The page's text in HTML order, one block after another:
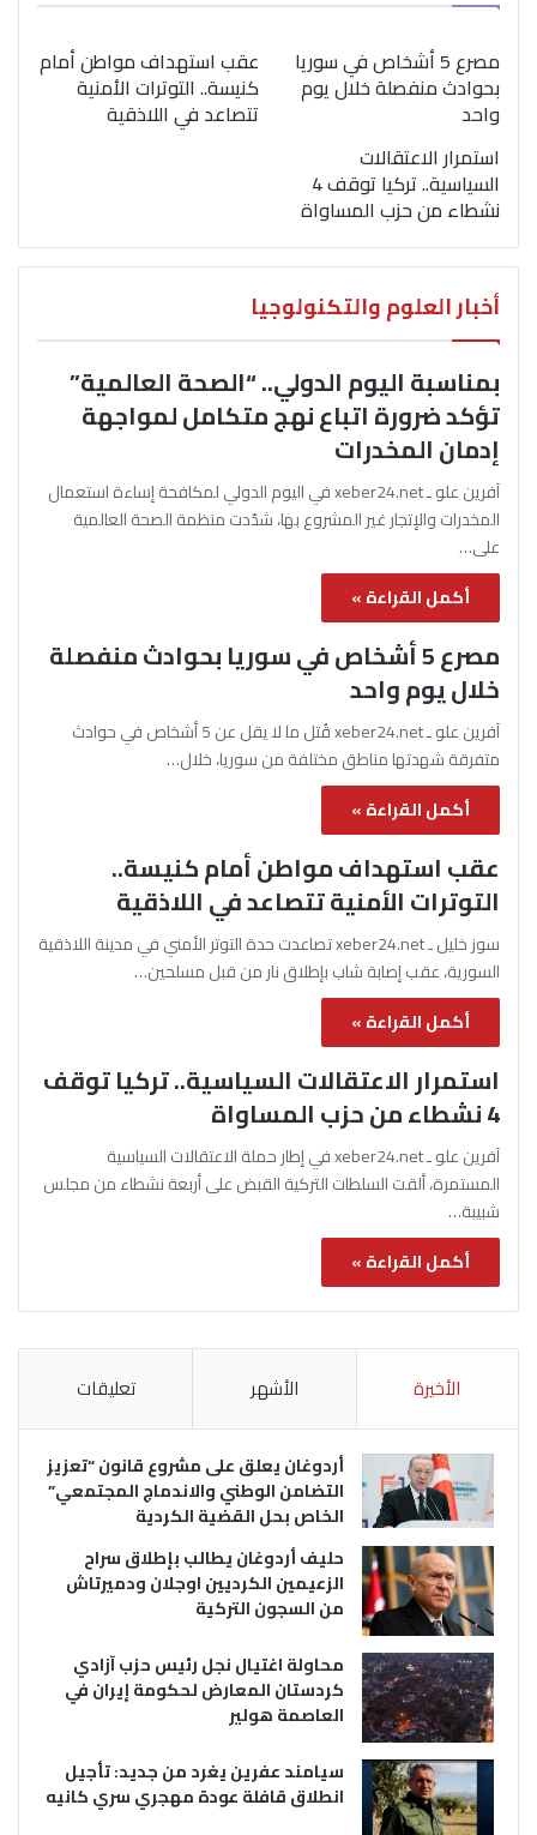
ضرورة اتباع نهج متكامل
لمواجهة إدمان المخدرات
مصرع 5 أشخاص في سوريا
بحوادث منفصلة خلال يوم
واحد
عقب استهداف مواطن أمام
كنيسة.. التوترات الأمنية
تتصاعد في اللاذقية
استمرار الاعتقالات
السياسية.. تركيا توقف 4
نشطاء من حزب المساواة
أخبار العلوم والتكنولوجيا
بمناسبة اليوم الدولي.. “الصحة العالمية”
تؤكد ضرورة اتباع نهج متكامل لمواجهة
إدمان المخدرات
آفرين علو ـ xeber24.net في اليوم الدولي لمكافحة إساءة استعمال
المخدرات والإتجار غير المشروع بها، شدّدت منظمة الصحة العالمية
على…
أكمل القراءة »
مصرع 5 أشخاص في سوريا بحوادث منفصلة
خلال يوم واحد
آفرين علو ـ xeber24.net قُتل ما لا يقل عن 5 أشخاص في حوادث
متفرقة شهدتها مناطق مختلفة من سوريا، خلال…
أكمل القراءة »
عقب استهداف مواطن أمام كنيسة..
التوترات الأمنية تتصاعد في اللاذقية
سوز خليل ـ xeber24.net تصاعدت حدة التوتر الأمني في مدينة اللاذقية
السورية، عقب إصابة شاب بإطلاق نار من قبل مسلحين…
أكمل القراءة »
استمرار الاعتقالات السياسية.. تركيا توقف
4 نشطاء من حزب المساواة
آفرين علو ـ xeber24.net في إطار حملة الاعتقالات السياسية
المستمرة، ألقت السلطات التركية القبض على أربعة نشطاء من مجلس
شبيبة…
أكمل القراءة »
الأخيرة الأشهر تعليقات
أردوغان يعلق على مشروع قانون “تعزيز
التضامن الوطني والاندماج المجتمعي”
الخاص بحل القضية الكردية
حليف أردوغان يطالب بإطلاق سراح
الزعيمين الكرديين اوجلان ودميرتاش
من السجون التركية
محاولة اغتيال نجل رئيس حزب آزادي
كردستان المعارض لحكومة إيران في
العاصمة هولير
سيامند عفرين يغرد من جديد: تأجيل
انطلاق قافلة عودة مهجري سري كانيه